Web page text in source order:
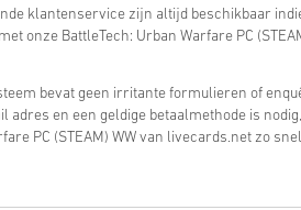
klantenservice zijn altijd beschikbaar
onze BattleTech: Urban Warfare PC
bevat geen irritante formulieren of
adres en een geldige betaalmethode is
PC (STEAM) WW van livecards.net zo